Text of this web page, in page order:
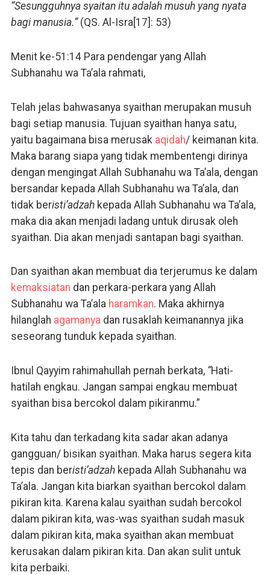
“Sesungguhnya syaitan itu adalah musuh yang nyata
bagi manusia.”(QS. Al-Isra[17]: 53)
Menit ke-51:14 Para pendengar yang Allah
Subhanahu wa Ta’ala rahmati,
Telah jelas bahwasanya syaithan merupakan musuh
bagi setiap manusia. Tujuan syaithan hanya satu,
yaitu bagaimana bisa merusak aqidah/ keimanan kita.
Maka barang siapa yang tidak membentengi dirinya
dengan mengingat Allah Subhanahu wa Ta’ala, dengan
bersandar kepada Allah Subhanahu wa Ta’ala, dan
tidak beristi’adzahkepada Allah Subhanahu wa Ta’ala,
maka dia akan menjadi ladang untuk dirusak oleh
syaithan. Dia akan menjadi santapan bagi syaithan.
Dan syaithan akan membuat dia terjerumus ke dalam
kemaksiatan dan perkara-perkara yang Allah
Subhanahu wa Ta’ala haramkan. Maka akhirnya
hilanglah agamanyadan rusaklah keimanannya jika
seseorang tunduk kepada syaithan.
Ibnul Qayyim rahimahullah pernah berkata, “Hati-
hatilah engkau. Jangan sampai engkau membuat
syaithan bisa bercokol dalam pikiranmu.”
Kita tahu dan terkadang kita sadar akan adanya
gangguan/ bisikan syaithan. Maka harus segera kita
tepis dan beristi’adzahkepada Allah Subhanahu wa
Ta’ala. Jangan kita biarkan syaithan bercokol dalam
pikiran kita. Karena kalau syaithan sudah bercokol
dalam pikiran kita, was-was syaithan sudah masuk
dalam pikiran kita, maka syaithan akan membuat
kerusakan dalam pikiran kita. Dan akan sulit untuk
kita perbaiki.